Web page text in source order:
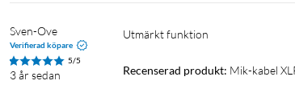
Sven-Ove
Verifierad köpare
5/5
3 år sedan
Utmärkt funktion
Recenserad produkt: Mik-kabel